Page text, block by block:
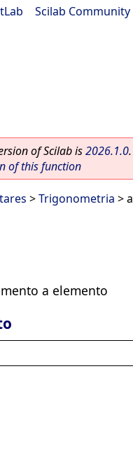
Scilab Community
of Scilab is2026.1.0
of this function
>Trigonometria >
a elemento